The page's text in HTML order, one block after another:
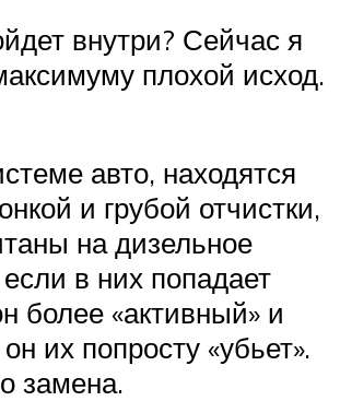
внутри? Сейчас я
плохой исход.
авто, находятся
и грубой отчистки,
на дизельное
в них попадает
более «активный» и
их попросту «убьет».
замена.